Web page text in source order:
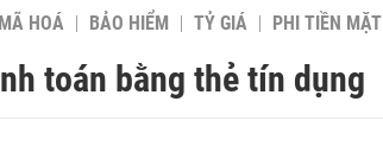
HOÁ BẢO HIỂM TỶ GIÁ PHI TIỀN MẶT
toán bằng thẻ tín dụng